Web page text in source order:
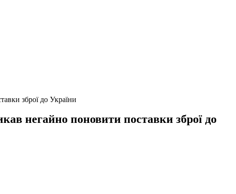
зброї до України
негайно поновити поставки зброї до